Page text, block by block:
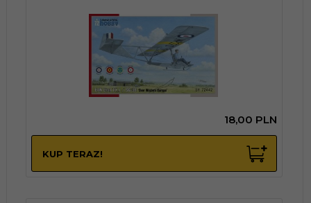
18,00 PLN
KUP TERAZ!